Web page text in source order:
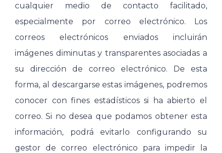
cualquier medio de contacto facilitado,
especialmente por correo electrónico. Los
correos electrónicos enviados incluirán
imágenes diminutas y transparentes asociadas a
su dirección de correo electrónico. De esta
forma, al descargarse estas imágenes, podremos
conocer con fines estadísticos si ha abierto el
correo. Si no desea que podamos obtener esta
información, podrá evitarlo configurando su
gestor de correo electrónico para impedir la